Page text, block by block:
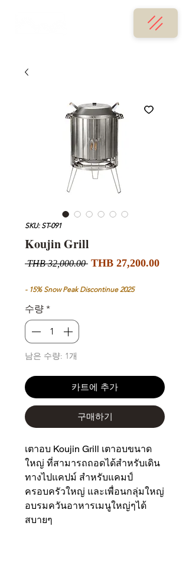
SKU: ST-091
Koujin Grill
THB 32,000.00 일
가
THB 27,200.00할
- 15% Snow Peak Discontinue 2025
수량 *
남은 수량: 1개
카트에 추가
구매하기
เตาอบ Koujin Grill เตาอบขนาด
ใหญ่ ที่สามารถถอดได้สำหรับเดิน
ทางไปแคปม์ สำหรับแคมป์
ครอบครัวใหญ่ และเพื่อนกลุ่มใหญ่
อบรมควันอาหารเมนูใหญ่ๆได้
สบายๆ